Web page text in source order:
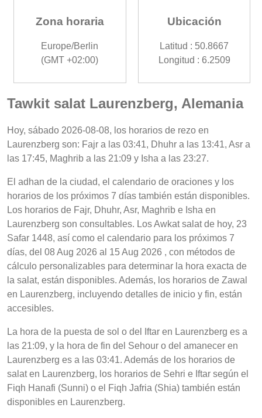
Zona horaria
Europe/Berlin
(GMT +02:00)
Ubicación
Latitud : 50.8667
Longitud : 6.2509
Tawkit salat Laurenzberg, Alemania
Hoy, sábado 2026-08-08, los horarios de rezo en
Laurenzberg son: Fajr a las 03:41, Dhuhr a las 13:41, Asr a
las 17:45, Maghrib a las 21:09 y Isha a las 23:27.
El adhan de la ciudad, el calendario de oraciones y los
horarios de los próximos 7 días también están disponibles.
Los horarios de Fajr, Dhuhr, Asr, Maghrib e Isha en
Laurenzberg son consultables. Los Awkat salat de hoy, 23
Safar 1448, así como el calendario para los próximos 7
días, del 08 Aug 2026 al 15 Aug 2026 , con métodos de
cálculo personalizables para determinar la hora exacta de
la salat, están disponibles. Además, los horarios de Zawal
en Laurenzberg, incluyendo detalles de inicio y fin, están
accesibles.
La hora de la puesta de sol o del Iftar en Laurenzberg es a
las 21:09, y la hora de fin del Sehour o del amanecer en
Laurenzberg es a las 03:41. Además de los horarios de
salat en Laurenzberg, los horarios de Sehri e Iftar según el
Fiqh Hanafi (Sunni) o el Fiqh Jafria (Shia) también están
disponibles en Laurenzberg.